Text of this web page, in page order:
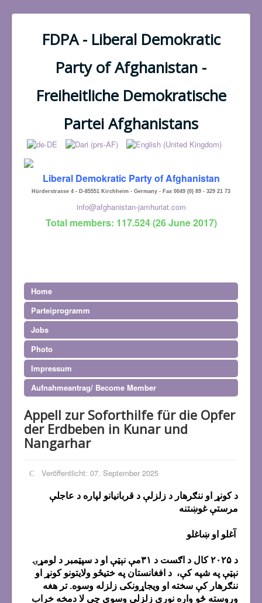
FDPA - Liberal Demokratic
Party of Afghanistan -
Freiheitliche Demokratische
Partei Afghanistans
Liberal Demokratic Party of Afghanistan
Hürderstrasse 4 - D-85551 Kirchheim - Germany - Fax 0049 (0) 89 - 329 21 73
info@afghanistan-jamhuriat.com
Total members: 117.524 (26 June 2017)
Home
Parteiprogramm
Jobs
Photo
Impressum
Aufnahmeantrag/ Become Member
Appell zur Soforthilfe für die Opfer
der Erdbeben in Kunar und
Nangarhar
Veröffentlicht: 07. September 2025
د کونړ او ننګرهار د زلزلې د قربانیانو لپاره د عاجلې
مرستې غوښتنه
د ۲۰۲۵ کال د اګست د ۳۱مې نېټې او د سپټمبر د لومړۍ
نېټې په شپه کې، د افغانستان په ختیځو ولایتونو کونړ او
ننګرهار کې سخته او ویجاړونکی زلزله وسوه. تر هغه
وروسته څو واره نوری زلزلي وسوې چې لا دمخه خراب